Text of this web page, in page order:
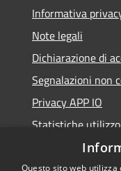
Informativa
Note legali
Dichiarazione di
Segnalazioni non
Privacy APP IO
Statistiche
Qualità dei
Questo sito web